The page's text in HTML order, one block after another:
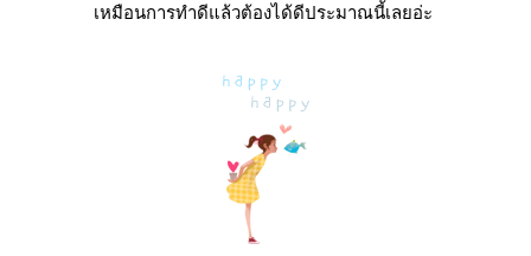
เหมือนการทำดีแล้วต้องได้ดีประมาณนี้เลยอ่ะ